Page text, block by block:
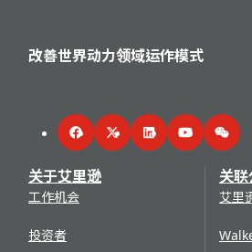
保养和维护，甚至包括驾驶技巧。确
中找到每本印刷版手册的最新修订版
物的更多信息，
请点击此处。
保修状态检查
围。所示结果为在艾里逊公司注册的
通过这些额外的出版物拓展您的访问范
服务信息函提供技术部件故障排
性。
Allison ePubs
本。涵盖当前所有产品，用户可以访
*如果您认为贵公司有资格享受特价，
完成购买程序后，登录 Allison
改善世界动力领域运作模式
FacebookTwitterLinkedInYouTube
关于艾里逊
工作机会
投资者
关
艾里